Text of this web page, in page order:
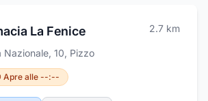
La Fenice 2.7 km
Nazionale, 10, Pizzo
Apre alle --:--